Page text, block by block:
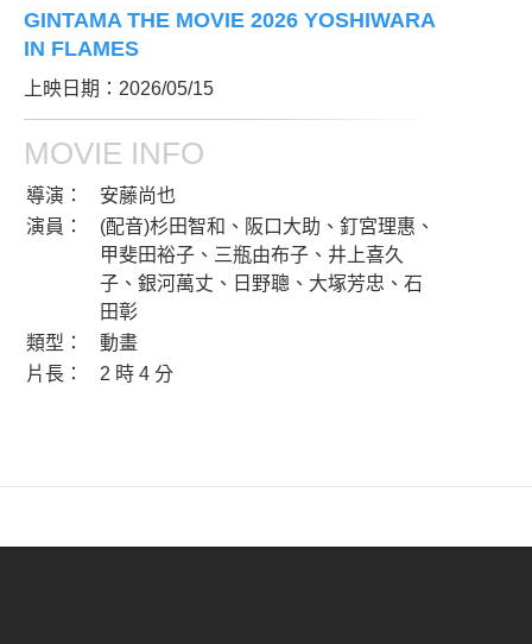
GINTAMA THE MOVIE 2026 YOSHIWARA
IN FLAMES
上映日期：2026/05/15
MOVIE INFO
導演：
安藤尚也
演員：
(配音)杉田智和、阪口大助、釘宮理惠、
甲斐田裕子、三瓶由布子、井上喜久
子、銀河萬丈、日野聰、大塚芳忠、石
田彰
類型：
動畫
片長：
2 時 4 分